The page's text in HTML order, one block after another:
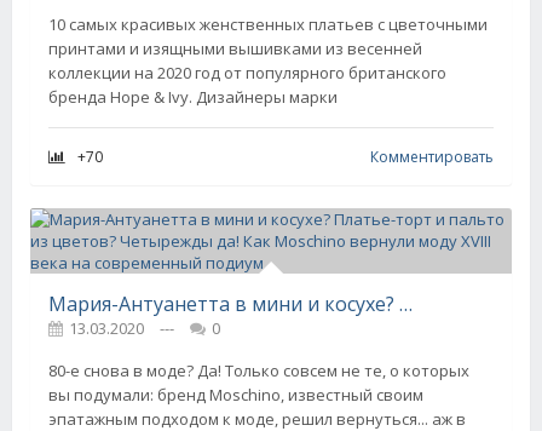
10 самых красивых женственных платьев с цветочными
принтами и изящными вышивками из весенней
коллекции на 2020 год от популярного британского
бренда Hope & Ivy. Дизайнеры марки
+70 Комментировать
Мария-Антуанетта в мини и косухе? Платье-торт и пальто из цветов? Четырежды да! Как Moschino вернули моду XVIII века на современный подиум
13.03.2020 ---
0
80-е снова в моде? Да! Только совсем не те, о которых
вы подумали: бренд Moschino, известный своим
эпатажным подходом к моде, решил вернуться... аж в